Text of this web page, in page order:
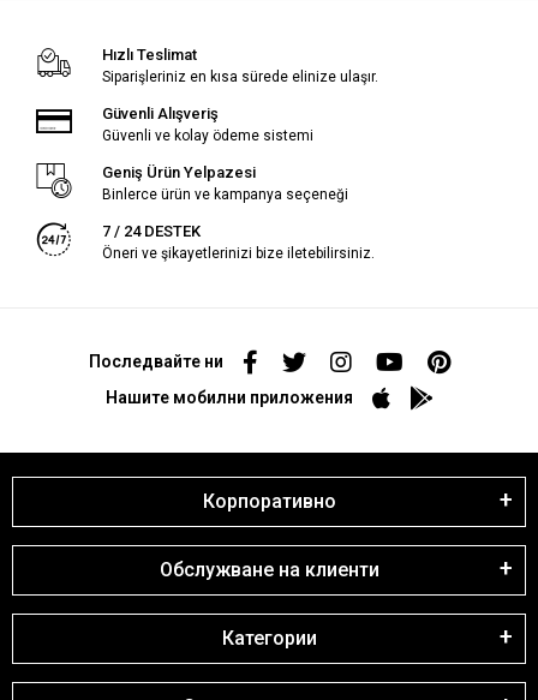
Hızlı Teslimat
Siparişleriniz en kısa sürede elinize ulaşır.
Güvenli Alışveriş
Güvenli ve kolay ödeme sistemi
Geniş Ürün Yelpazesi
Binlerce ürün ve kampanya seçeneği
7 / 24 DESTEK
Öneri ve şikayetlerinizi bize iletebilirsiniz.
Последвайте ни
Нашите мобилни приложения
Корпоративно
Обслужване на клиенти
Категории